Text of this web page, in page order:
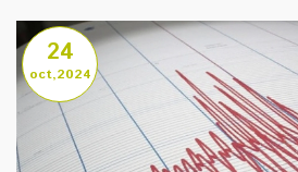
24
oct,2024